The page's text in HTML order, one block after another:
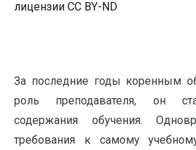
лицензии CC BY-ND
За последние годы коренным
роль преподавателя, он
содержания обучения.
требования к самому